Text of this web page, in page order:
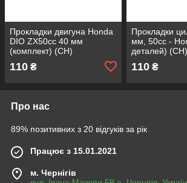
Прокладки двигуна Honda
DIO ZX50cc 40 мм
(комплект) (СН)
110 ₴
Прокладки
мм, 50cc -
деталей) (СН)
110₴
Про нас
89% позитивних з 20 відгуків за рік
Працює з 15.01.2021
м. Чернігів